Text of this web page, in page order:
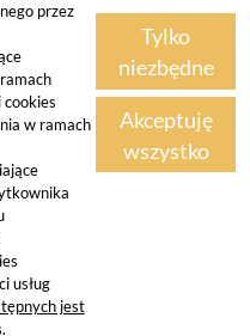
West - powered by
przez
w ramach
usług
jest
Tylko
niezbędne
Akceptuję
wszystko